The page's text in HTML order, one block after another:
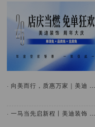
· 向美而行，质惠万家｜美迪 ...
· 一马当先启新程丨美迪装饰 ...